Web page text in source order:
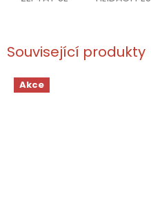
Související produkty
Akce